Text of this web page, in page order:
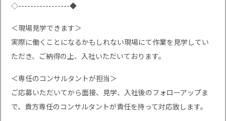
◇-----------------◆
＜現場見学できます＞
実際に働くことになるかもしれない現場にて作業を見学してい
ただき、ご納得の上、入社いただいております。
＜専任のコンサルタントが担当＞
ご応募いただいてから面接、見学、入社後のフォローアップま
で、貴方専任のコンサルタントが責任を持って対応致します。